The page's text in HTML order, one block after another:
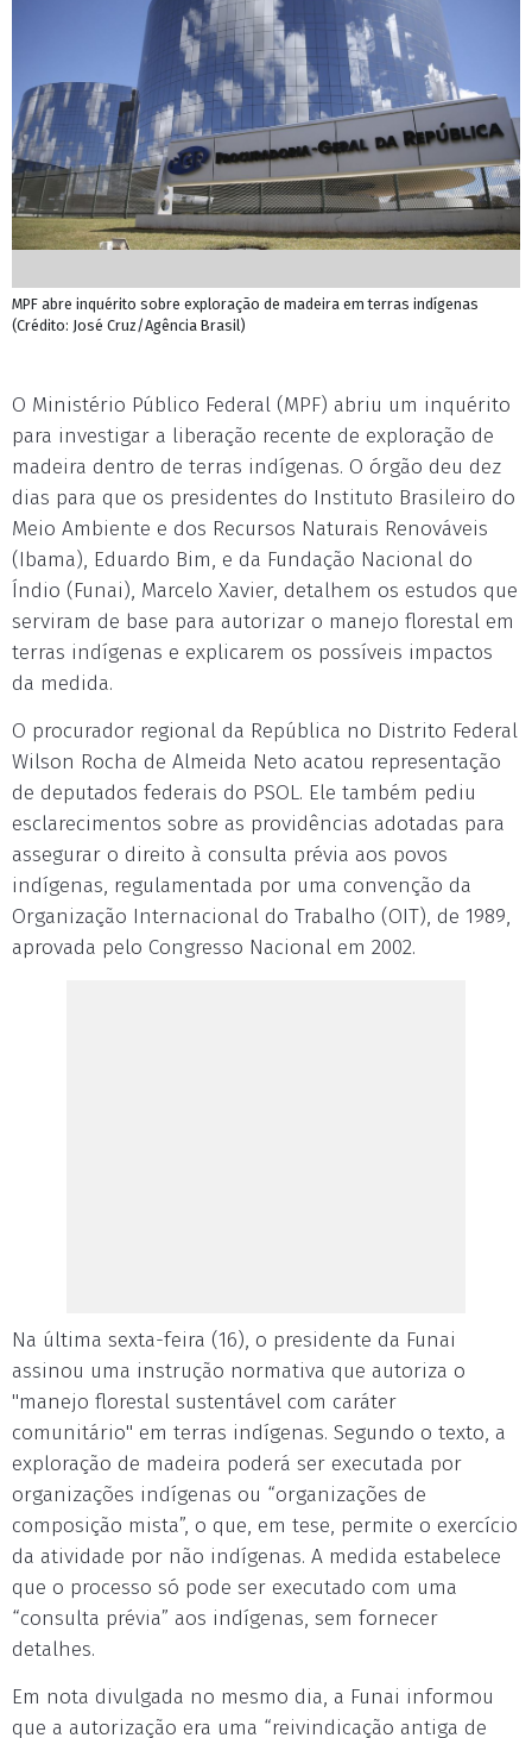
MPF abre inquérito sobre exploração de madeira em terras indígenas
(Crédito: José Cruz/Agência Brasil)
O Ministério Público Federal (MPF) abriu um inquérito
para investigar a liberação recente de exploração de
madeira dentro de terras indígenas. O órgão deu dez
dias para que os presidentes do Instituto Brasileiro do
Meio Ambiente e dos Recursos Naturais Renováveis
(Ibama), Eduardo Bim, e da Fundação Nacional do
Índio (Funai), Marcelo Xavier, detalhem os estudos que
serviram de base para autorizar o manejo florestal em
terras indígenas e explicarem os possíveis impactos
da medida.
O procurador regional da República no Distrito Federal
Wilson Rocha de Almeida Neto acatou representação
de deputados federais do PSOL. Ele também pediu
esclarecimentos sobre as providências adotadas para
assegurar o direito à consulta prévia aos povos
indígenas, regulamentada por uma convenção da
Organização Internacional do Trabalho (OIT), de 1989,
aprovada pelo Congresso Nacional em 2002.
Na última sexta-feira (16), o presidente da Funai
assinou uma instrução normativa que autoriza o
"manejo florestal sustentável com caráter
comunitário" em terras indígenas. Segundo o texto, a
exploração de madeira poderá ser executada por
organizações indígenas ou “organizações de
composição mista”, o que, em tese, permite o exercício
da atividade por não indígenas. A medida estabelece
que o processo só pode ser executado com uma
“consulta prévia” aos indígenas, sem fornecer
detalhes.
Em nota divulgada no mesmo dia, a Funai informou
que a autorização era uma “reivindicação antiga de